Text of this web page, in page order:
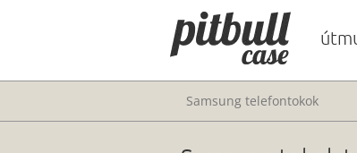
Samsung telefontokok